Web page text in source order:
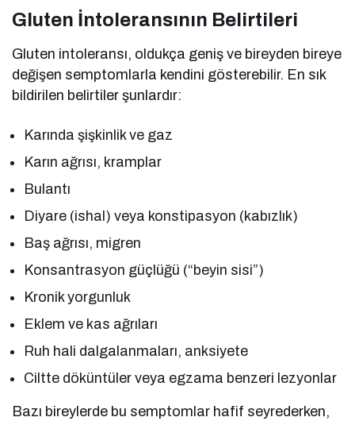
Gluten İntoleransının Belirtileri
Gluten intoleransı, oldukça geniş ve bireyden bireye
değişen semptomlarla kendini gösterebilir. En sık
bildirilen belirtiler şunlardır:
Karında şişkinlik ve gaz
Karın ağrısı, kramplar
Bulantı
Diyare (ishal) veya konstipasyon (kabızlık)
Baş ağrısı, migren
Konsantrasyon güçlüğü (“beyin sisi”)
Kronik yorgunluk
Eklem ve kas ağrıları
Ruh hali dalgalanmaları, anksiyete
Ciltte döküntüler veya egzama benzeri lezyonlar
Bazı bireylerde bu semptomlar hafif seyrederken,